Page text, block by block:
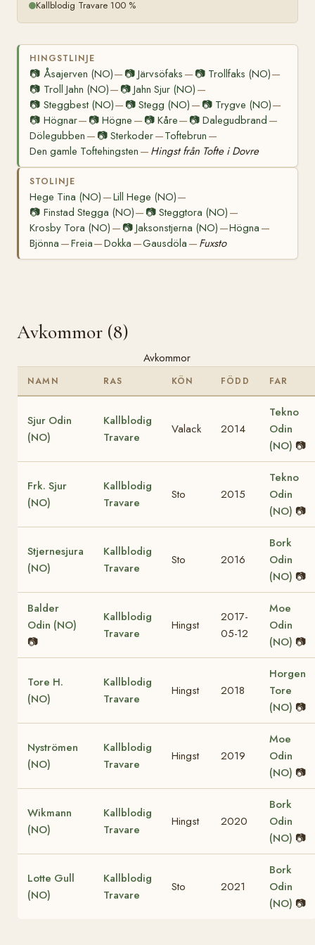
Kallblodig Travare 100 %
HINGSTLINJE
📷 Åsajerven (NO)— 📷Järvsöfaks — 📷 Trollfaks (NO)—
📷 Troll Jahn (NO)— 📷Jahn Sjur (NO) —
📷 Steggbest (NO)— 📷Stegg (NO) — 📷 Trygve (NO)—
📷 Högnar— 📷Högne — 📷 Kåre— 📷 Dalegudbrand —
Dölegubben — 📷Sterkoder—Toftebrun —
Den gamle Toftehingsten — Hingst från Tofte i Dovre
STOLINJE
Hege Tina (NO) —Lill Hege (NO)—
📷 Finstad Stegga (NO)— 📷Steggtora (NO) —
Krosby Tora (NO) — 📷Jaksonstjerna (NO) —Högna —
Bjönna —Freia—Dokka —Gausdöla — Fuxsto
Avkommor (8)
Avkommor
NAMN RAS KÖN FÖDD FAR
Sjur Odin
(NO)
Kallblodig
Travare
Valack 2014
Tekno
Odin
(NO) 📷
Frk. Sjur
(NO)
Kallblodig
Travare
Sto 2015
Tekno
Odin
(NO) 📷
Stjernesjura
(NO)
Kallblodig
Travare
Sto 2016
Bork
Odin
(NO) 📷
Balder
Odin (NO)
📷
Kallblodig
Travare
Hingst
2017-
05-12
Moe
Odin
(NO) 📷
Tore H.
(NO)
Kallblodig
Travare
Hingst 2018
Horgen
Tore
(NO) 📷
Nyströmen
(NO)
Kallblodig
Travare
Hingst 2019
Moe
Odin
(NO) 📷
Wikmann
(NO)
Kallblodig
Travare
Hingst 2020
Bork
Odin
(NO) 📷
Lotte Gull
(NO)
Kallblodig
Travare
Sto 2021
Bork
Odin
(NO) 📷